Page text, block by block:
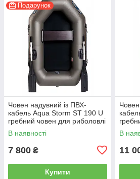
Подарунок
Човен надувний із ПВХ-
кабель Aqua Storm ST 190 U
гребний човен для риболовлі
1-місний вимкнений
В наявності
7 800 ₴
Купити
2-
В
11